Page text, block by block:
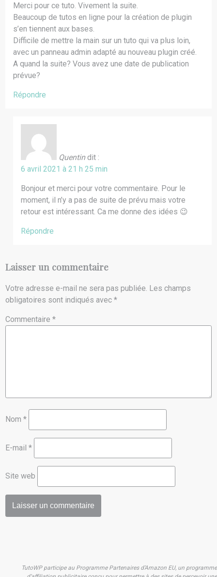
Merci pour ce tuto. Vivement la suite.
Beaucoup de tutos en ligne pour la création de plugin
s’en tiennent aux bases.
Difficile de mettre la main sur un tuto qui va plus loin,
avec un panneau admin adapté au nouveau plugin créé.
A quand la suite? Vous avez une date de publication
prévue?
Répondre
Quentin dit :
6 avril 2021 à 21 h 25 min
Bonjour et merci pour votre commentaire. Pour le
moment, il n’y a pas de suite de prévu mais votre
retour est intéressant. Ca me donne des idées 😉
Répondre
Laisser un commentaire
Votre adresse e-mail ne sera pas publiée. Les champs
obligatoires sont indiqués avec*
Commentaire*
Nom*
E-mail*
Site web
TutoWP participe au Programme Partenaires d’Amazon EU, un programme